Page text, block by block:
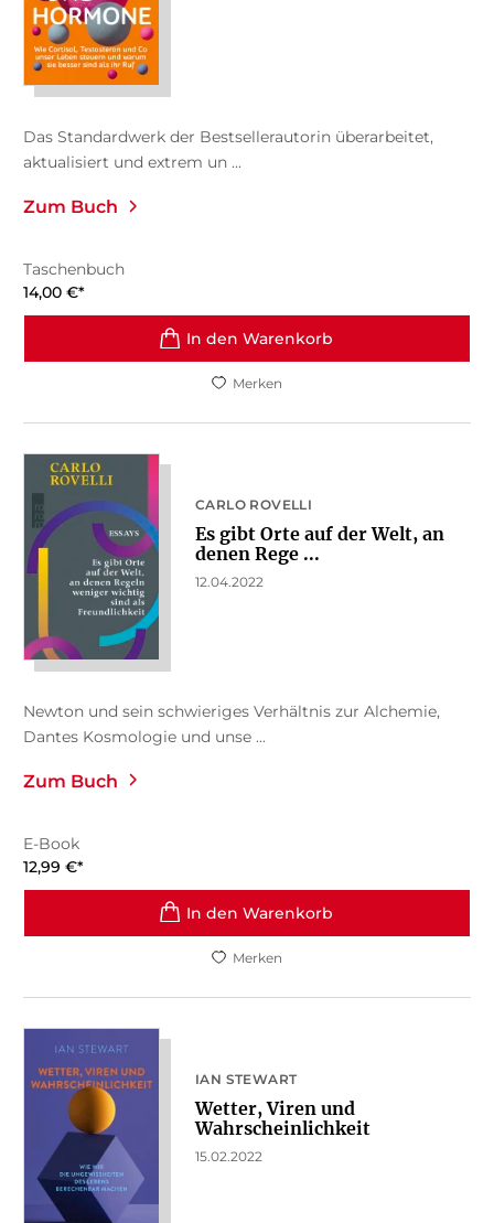
Das Standardwerk der Bestsellerautorin überarbeitet,
aktualisiert und extrem un ...
Zum Buch
Taschenbuch
14,00 €*
In den Warenkorb
Merken
CARLO ROVELLI
Es gibt Orte auf der Welt, an
denen Rege ...
12.04.2022
Newton und sein schwieriges Verhältnis zur Alchemie,
Dantes Kosmologie und unse ...
Zum Buch
E-Book
12,99 €*
In den Warenkorb
Merken
IAN STEWART
Wetter, Viren und
Wahrscheinlichkeit
15.02.2022